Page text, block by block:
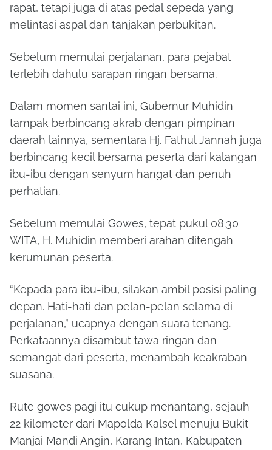
rapat, tetapi juga di atas pedal sepeda yang
melintasi aspal dan tanjakan perbukitan.
Sebelum memulai perjalanan, para pejabat
terlebih dahulu sarapan ringan bersama.
Dalam momen santai ini, Gubernur Muhidin
tampak berbincang akrab dengan pimpinan
daerah lainnya, sementara Hj. Fathul Jannah juga
berbincang kecil bersama peserta dari kalangan
ibu-ibu dengan senyum hangat dan penuh
perhatian.
Sebelum memulai Gowes, tepat pukul 08.30
WITA, H. Muhidin memberi arahan ditengah
kerumunan peserta.
“Kepada para ibu-ibu, silakan ambil posisi paling
depan. Hati-hati dan pelan-pelan selama di
perjalanan,” ucapnya dengan suara tenang.
Perkataannya disambut tawa ringan dan
semangat dari peserta, menambah keakraban
suasana.
Rute gowes pagi itu cukup menantang, sejauh
22 kilometer dari Mapolda Kalsel menuju Bukit
Manjai Mandi Angin, Karang Intan, Kabupaten